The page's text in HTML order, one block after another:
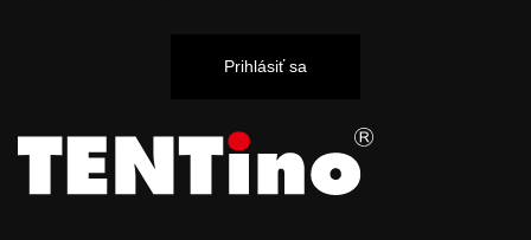
Prihlásiť sa